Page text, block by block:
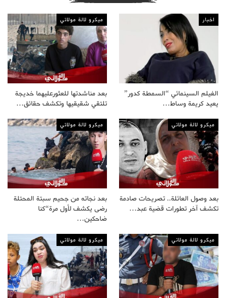
اخبار
الفيلم السينمائي “السمطة كدور”
يعيد كريمة وساط…
ميكرو لالة مولاتي
بعد مناشدتها للعثورعليهما خديجة
تلتقي شقيقيها وتكشف حقائق…
ميكرو لالة مولاتي
بعد وصول العائلة.. تصريحات صادمة
تكشف آخر تطورات قضية عبد…
ميكرو لالة مولاتي
بعد نجاته من جحيم سبتة المحتلة
رضى يكشف لأول مرة“كنا
ضاحكين…
ميكرو لالة مولاتي ميكرو لالة مولاتي